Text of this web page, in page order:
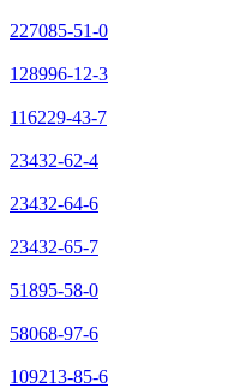
227085-51-0
128996-12-3
116229-43-7
23432-62-4
23432-64-6
23432-65-7
51895-58-0
58068-97-6
109213-85-6